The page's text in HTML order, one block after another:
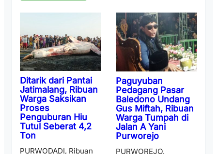
Ditarik dari Pantai
Jatimalang, Ribuan
Warga Saksikan
Proses
Penguburan Hiu
Tutul Seberat 4,2
Ton
PURWODADI, Ribuan
Paguyuban
Pedagang Pasar
Baledono Undang
Gus Miftah, Ribuan
Warga Tumpah di
Jalan A Yani
Purworejo
PURWOREJO,